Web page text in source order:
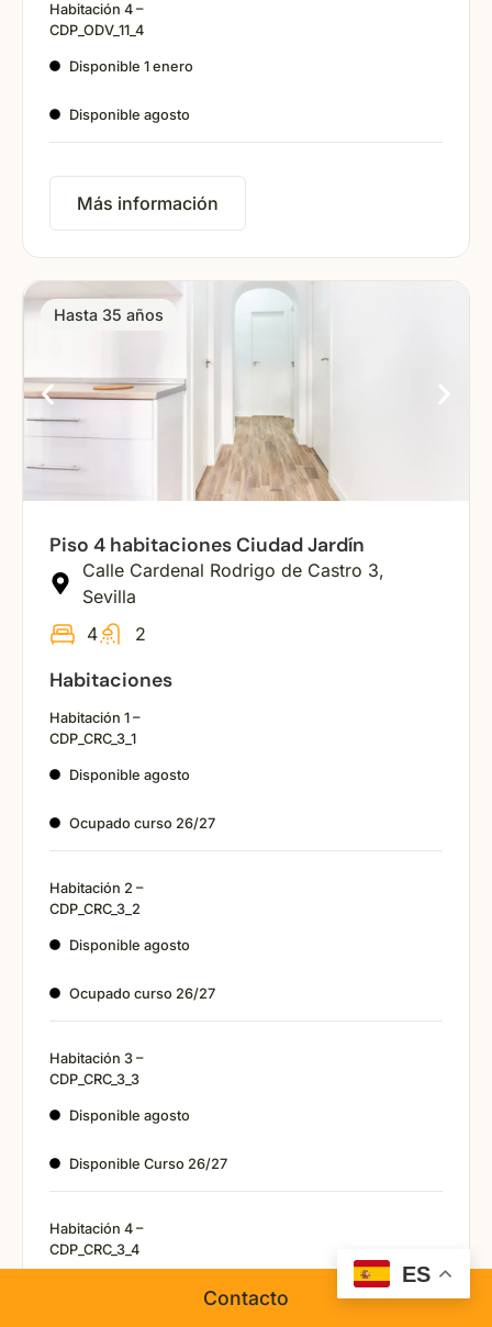
Habitación 4 –
CDP_ODV_11_4
Disponible 1 enero
Disponible agosto
Más información
Hasta 35 años
Piso 4 habitaciones Ciudad Jardín
Calle Cardenal Rodrigo de Castro 3,
Sevilla
4
2
Habitaciones
Habitación 1 –
CDP_CRC_3_1
Disponible agosto
Ocupado curso 26/27
Habitación 2 –
CDP_CRC_3_2
Disponible agosto
Ocupado curso 26/27
Habitación 3 –
CDP_CRC_3_3
Disponible agosto
Disponible Curso 26/27
Habitación 4 –
CDP_CRC_3_4
Contacto
ES